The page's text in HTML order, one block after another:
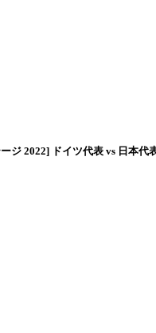
ジ 2022] ドイツ代表 vs 日本代